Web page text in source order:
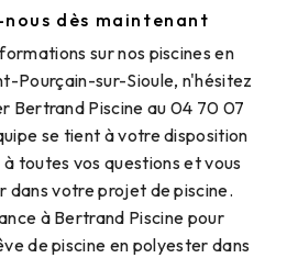
dès maintenant
sur nos piscines en
Pourçain-sur-Sioule, n'hésitez
Bertrand Piscine au 04 70 07
se tient à votre disposition
toutes vos questions et vous
dans votre projet de piscine.
à Bertrand Piscine pour
de piscine en polyester dans